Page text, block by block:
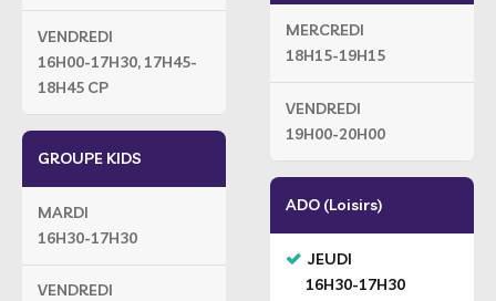
VENDREDI
16H00-17H30, 17H45-
18H45 CP
GROUPE KIDS
MARDI
16H30-17H30
VENDREDI
MERCREDI
18H15-19H15
VENDREDI
19H00-20H00
ADO (Loisirs)
JEUDI
16H30-17H30